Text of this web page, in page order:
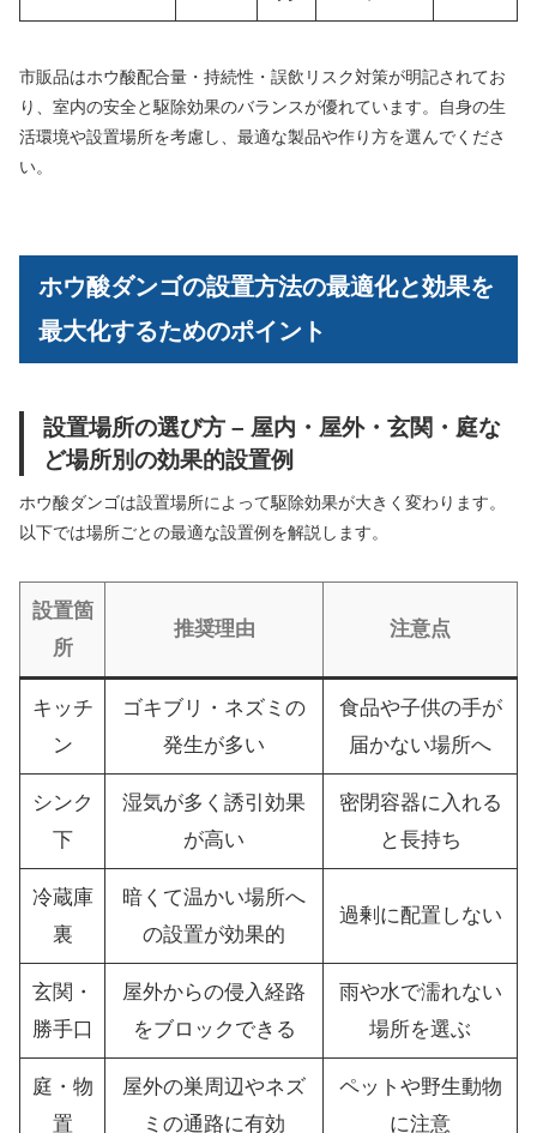
市販品はホウ酸配合量・持続性・誤飲リスク対策が明記されてお
り、室内の安全と駆除効果のバランスが優れています。自身の生
活環境や設置場所を考慮し、最適な製品や作り方を選んでくださ
い。
ホウ酸ダンゴの設置方法の最適化と効果を
最大化するためのポイント
設置場所の選び方 – 屋内・屋外・玄関・庭な
ど場所別の効果的設置例
ホウ酸ダンゴは設置場所によって駆除効果が大きく変わります。
以下では場所ごとの最適な設置例を解説します。
設置箇
所
推奨理由 注意点
キッチ
ン
ゴキブリ・ネズミの
発生が多い
食品や子供の手が
届かない場所へ
シンク
下
湿気が多く誘引効果
が高い
密閉容器に入れる
と長持ち
冷蔵庫
裏
暗くて温かい場所へ
の設置が効果的
過剰に配置しない
玄関・
勝手口
屋外からの侵入経路
をブロックできる
雨や水で濡れない
場所を選ぶ
庭・物
置
屋外の巣周辺やネズ
ミの通路に有効
ペットや野生動物
に注意